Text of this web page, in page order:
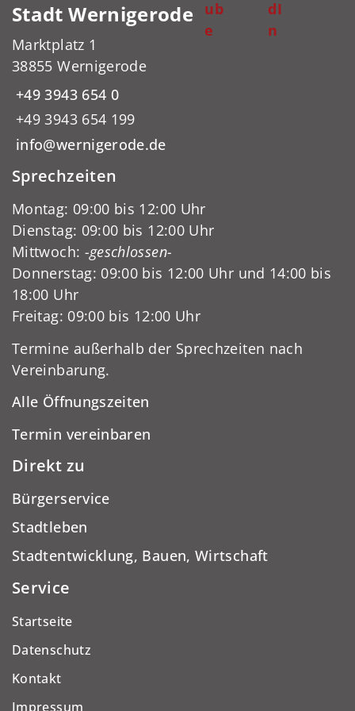
ub
e
dI
n
Stadt Wernigerode
Marktplatz 1
38855 Wernigerode
+49 3943 654 0
+49 3943 654 199
info@wernigerode.de
Sprechzeiten
Montag: 09:00 bis 12:00 Uhr
Dienstag: 09:00 bis 12:00 Uhr
Mittwoch: -geschlossen-
Donnerstag: 09:00 bis 12:00 Uhr und 14:00 bis
18:00 Uhr
Freitag: 09:00 bis 12:00 Uhr
Termine außerhalb der Sprechzeiten nach
Vereinbarung.
Alle Öffnungszeiten
Termin vereinbaren
Direkt zu
Bürgerservice
Stadtleben
Stadtentwicklung, Bauen, Wirtschaft
Service
Startseite
Datenschutz
Kontakt
Impressum